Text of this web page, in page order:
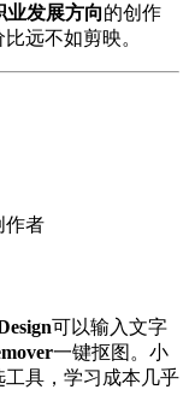
业发展方向的创作
远不如剪映。
作者
可以输入文字
一键抠图。小
具，学习成本几乎